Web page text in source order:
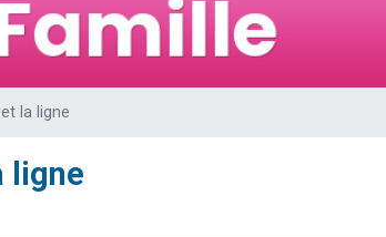
de faire un don pour Tsédaka : pauvres d'Israel
: Visions de grandeur n°104 : Le Chabbath et le Birkat
de demander une bénédiction
Maasser
étudier en groupe sur Zoom
Maasser
la ligne
ligne